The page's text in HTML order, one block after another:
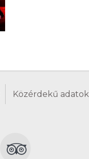
Közérdekű adatok